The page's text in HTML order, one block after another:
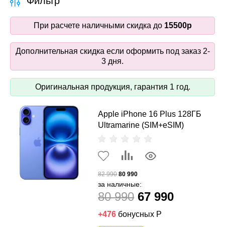
При расчете наличными скидка до 15500р
Дополнительная скидка если оформить под заказ 2-
3 дня.
Оригинальная продукция, гарантия 1 год.
Apple iPhone 16 Plus 128ГБ
Ultramarine (SIM+eSIM)
82 990 80 990
за наличные:
80 990 67 990
+476 бонусных Р